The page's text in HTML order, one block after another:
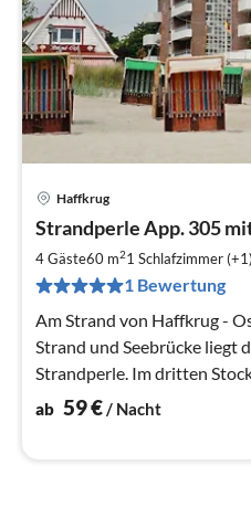
Haffkrug
Strandperle App. 305
4 Gäste60 m21 Schlafzimmer (+1)
1 Bewertung
Am Strand von Haffkrug -
Strand und Seebrücke liegt
Strandperle. Im dritten
unser App. 305, Lift
ab 59€/ Nacht